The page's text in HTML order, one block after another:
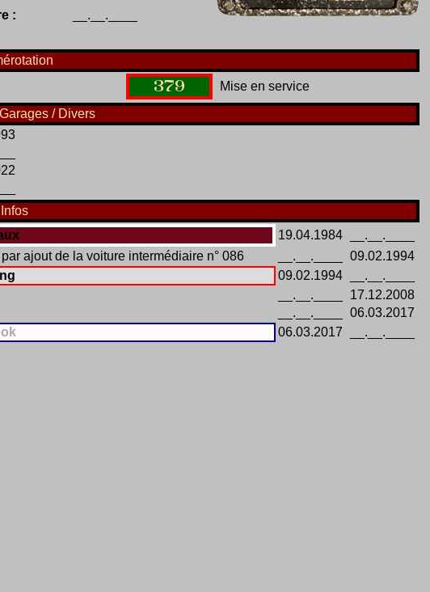
:
__.__.____
379
Mise en service
/ Divers
Infos
19.04.1984
__.__.____
ajout de la voiture intermédiaire n° 086 __.__.____
09.02.1994
09.02.1994
__.__.____
__.__.____
17.12.2008
__.__.____
06.03.2017
06.03.2017 __.__.____